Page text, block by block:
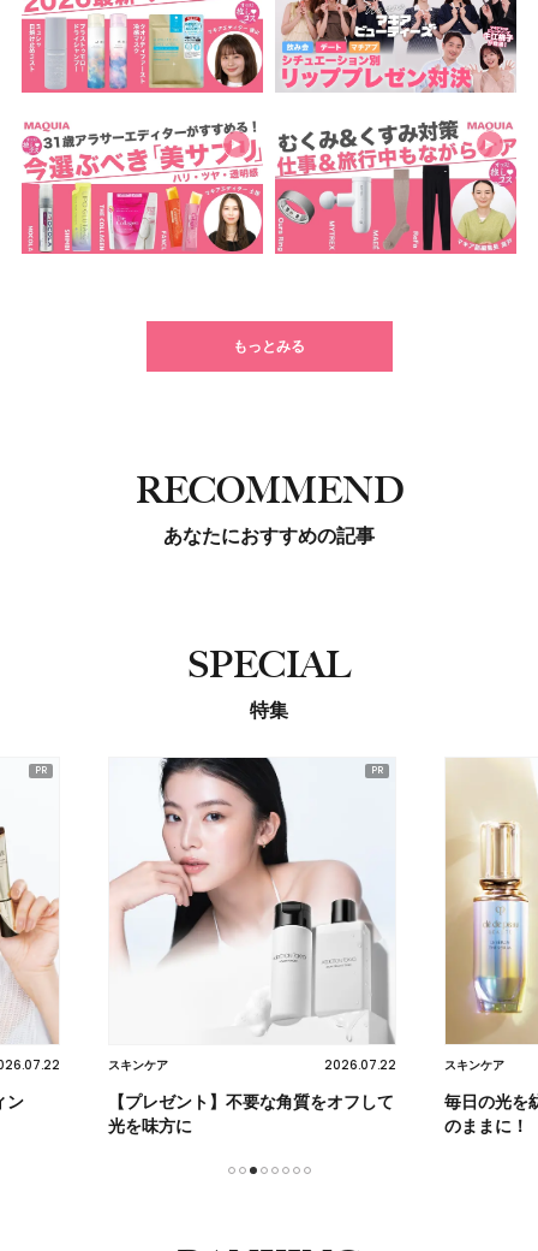
もっとみる
RECOMMEND
あなたにおすすめの記事
SPECIAL
特集
2026.07.22
フして
スキンケア 2026.07.22
毎日の光を紡ぐケアで未来の肌を思い
のままに！
ヘア
【クセ・
迷子必見